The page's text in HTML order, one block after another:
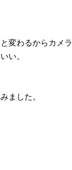
変わるからカメラ
い。
ました。